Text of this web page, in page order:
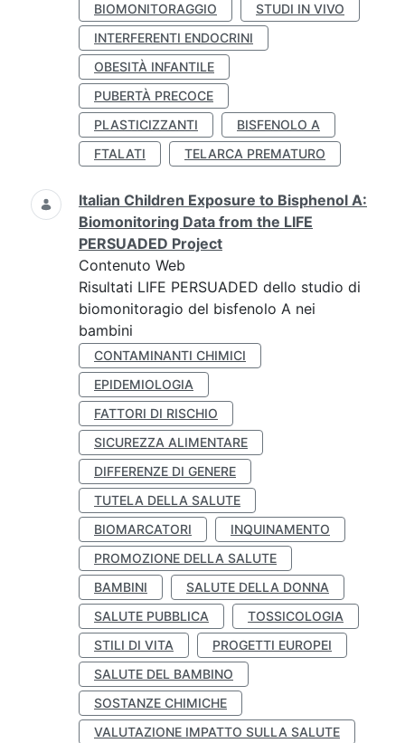
BIOMONITORAGGIO
STUDI IN VIVO
INTERFERENTI ENDOCRINI
OBESITÀ INFANTILE
PUBERTÀ PRECOCE
PLASTICIZZANTI
BISFENOLO A
FTALATI
TELARCA PREMATURO
Italian Children Exposure to Bisphenol A:
Biomonitoring Data from the LIFE
PERSUADED Project
Contenuto Web
Risultati LIFE PERSUADED dello studio di
biomonitoragio del bisfenolo A nei
bambini
CONTAMINANTI CHIMICI
EPIDEMIOLOGIA
FATTORI DI RISCHIO
SICUREZZA ALIMENTARE
DIFFERENZE DI GENERE
TUTELA DELLA SALUTE
BIOMARCATORI
INQUINAMENTO
PROMOZIONE DELLA SALUTE
BAMBINI
SALUTE DELLA DONNA
SALUTE PUBBLICA
TOSSICOLOGIA
STILI DI VITA
PROGETTI EUROPEI
SALUTE DEL BAMBINO
SOSTANZE CHIMICHE
VALUTAZIONE IMPATTO SULLA SALUTE